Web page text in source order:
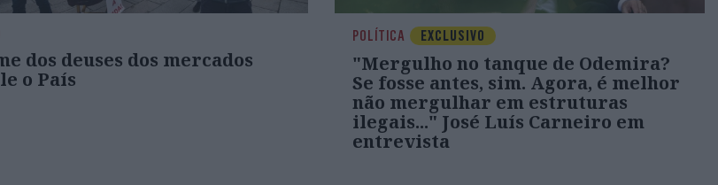
dos deuses dos mercados
o País
POLÍTICA EXCLUSIVO
"Mergulho no tanque de Odemira?
Se fosse antes, sim. Agora, é melhor
não mergulhar em estruturas
ilegais..." José Luís Carneiro em
entrevista